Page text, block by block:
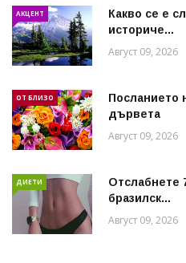
АКЦЕНТ
Какво се е
историче...
Август 09, 2026
ОТ БЛИЗО
Посланието
дървета
Август 09, 2026
ДИЕТИ
Отслабнете
бразилск...
Август 09, 2026